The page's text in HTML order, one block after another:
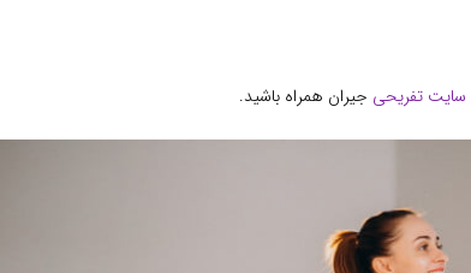
سایت تفریحی جیران همراه باشید.